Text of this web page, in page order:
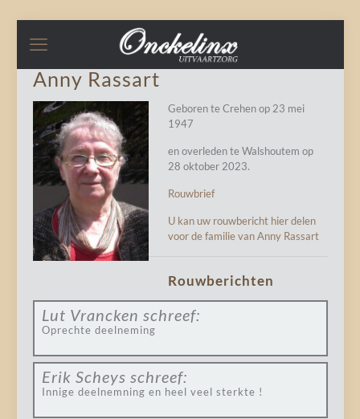
Anny Rassart
Geboren te Crehen op 23 mei
1947
en overleden te Walshoutem op
28 oktober 2023.
Rouwbrief
U kan uw rouwbericht hier delen
voor de familie van Anny Rassart
Rouwberichten
Lut Vrancken schreef:
Oprechte deelneming
Erik Scheys schreef:
Innige deelnemning en heel veel sterkte !